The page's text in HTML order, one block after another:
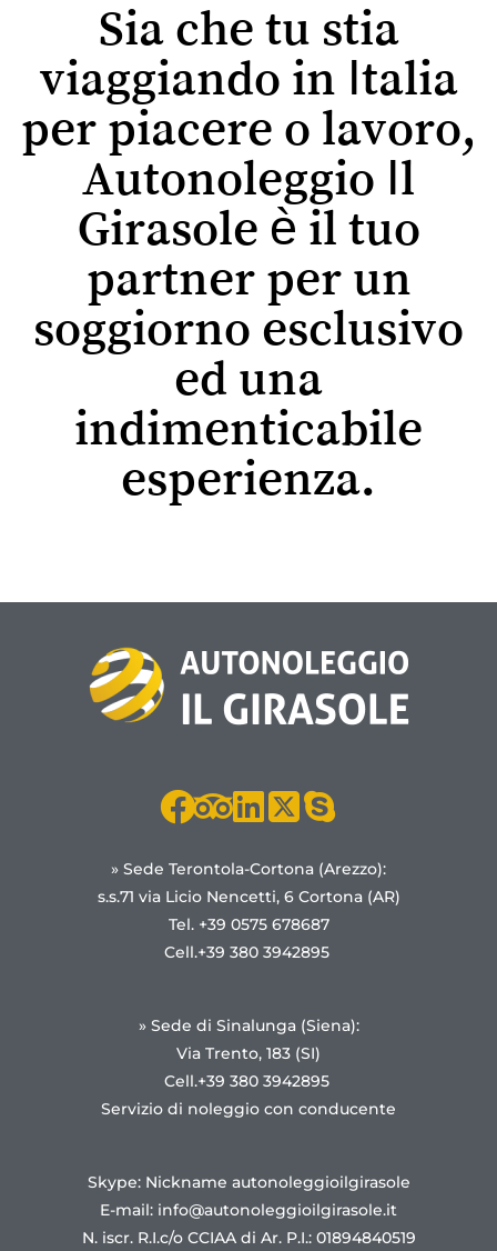
Sia che tu stia
viaggiando in Italia
per piacere o lavoro,
Autonoleggio Il
Girasole è il tuo
partner per un
soggiorno esclusivo
ed una
indimenticabile
esperienza.
» Sede Terontola-Cortona (Arezzo):
s.s.71 via Licio Nencetti, 6 Cortona (AR)
Tel. +39 0575 678687
Cell.+39 380 3942895
» Sede di Sinalunga (Siena):
Via Trento, 183 (SI)
Cell.+39 380 3942895
Servizio di noleggio con conducente
Skype: Nickname autonoleggioilgirasole
E-mail: info@autonoleggioilgirasole.it
N. iscr. R.I.c/o CCIAA di Ar. P.I.: 01894840519